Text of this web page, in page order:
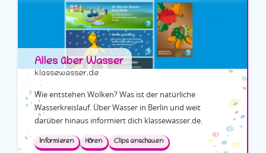
Alles über Wasser
klassewasser.de
Wie entstehen Wolken? Was ist der natürliche
Wasserkreislauf. Über Wasser in Berlin und weit
darüber hinaus informiert dich klassewasser.de.
Informieren Hören Clips anschauen